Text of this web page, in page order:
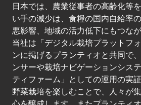
日本では、農業従事者の高齢化等
い手の減少は、食糧の国内自給率
悪影響、地域の活力低下にもつな
当社は「デジタル栽培プラットフ
ンに掲げるプランティオと共同で
ンサーや栽培ナビゲーションシス
ティファーム」としての運用の実
野菜栽培を楽しむことで、人々が